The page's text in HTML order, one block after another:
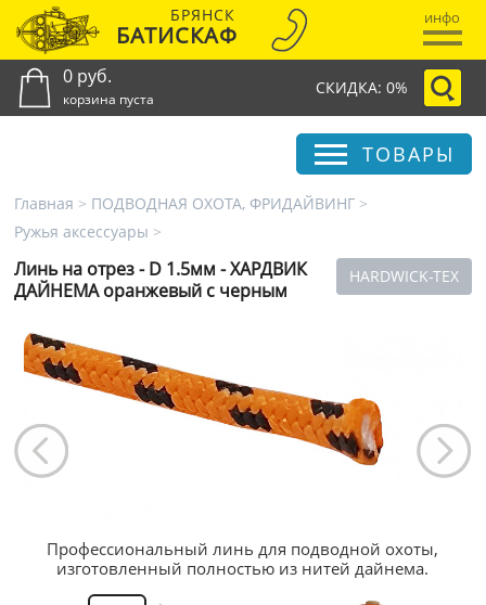
БРЯНСК
БАТИСКАФ
инфо
0 руб.
корзина пуста
СКИДКА: 0%
ТОВАРЫ
Главная > ПОДВОДНАЯ ОХОТА, ФРИДАЙВИНГ >
Ружья аксессуары >
HARDWICK-TEX
Линь на отрез - D 1.5мм - ХАРДВИК
ДАЙНЕМА оранжевый с черным
Профессиональный линь для подводной охоты,
изготовленный полностью из нитей дайнема.